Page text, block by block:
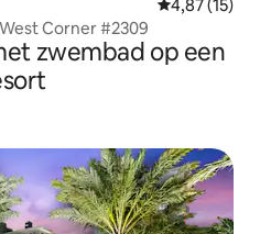
Gemiddelde
4,87 (15)
Corner #2309
zwembad op een